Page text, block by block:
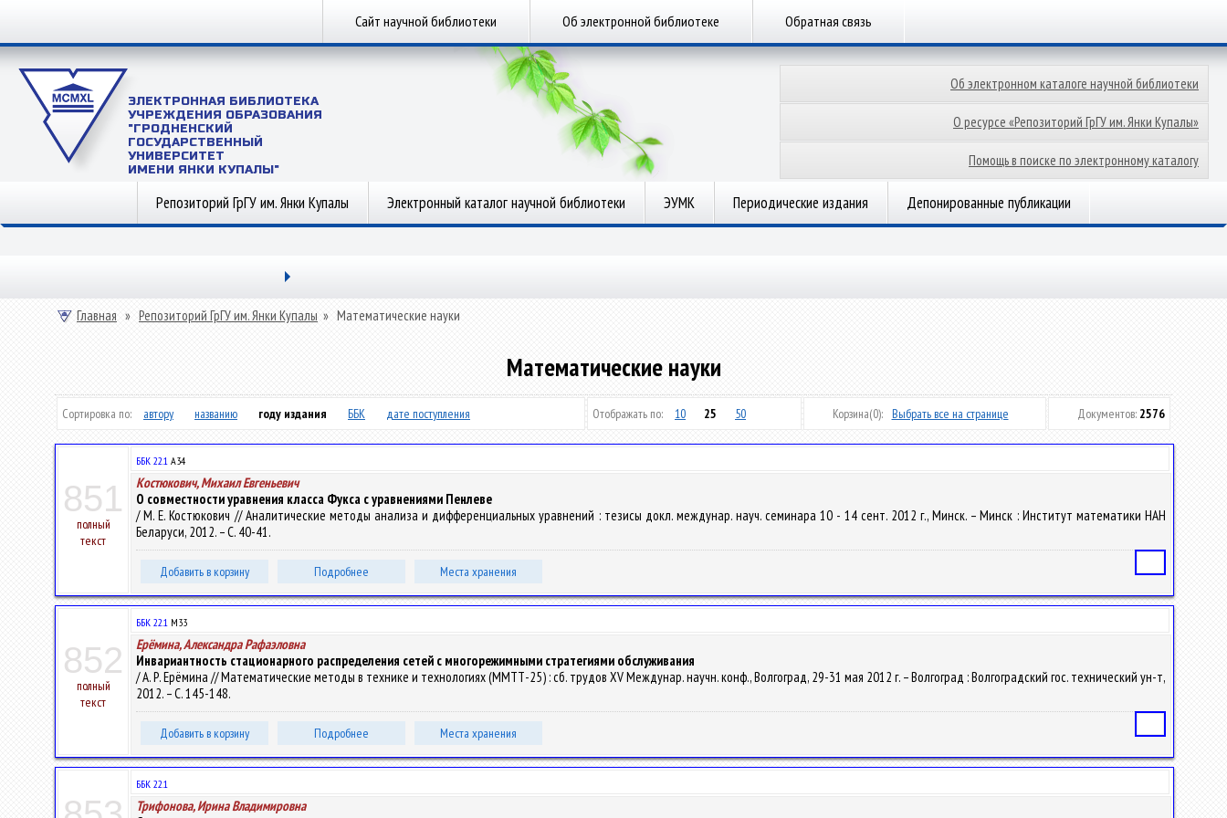
Сайт научной библиотеки Об электронной библиотеке Обратная связь
ЭЛЕКТРОННАЯ БИБЛИОТЕКА
УЧРЕЖДЕНИЯ ОБРАЗОВАНИЯ
"ГРОДНЕНСКИЙ
ГОСУДАРСТВЕННЫЙ
УНИВЕРСИТЕТ
ИМЕНИ ЯНКИ КУПАЛЫ"
Об электронном каталоге научной библиотеки
О ресурсе «Репозиторий ГрГУ им. Янки Купалы»
Помощь в поиске по электронному каталогу
Репозиторий ГрГУ им. Янки Купалы Электронный каталог научной библиотеки ЭУМК Периодические издания Депонированные публикации
Главная » Репозиторий ГрГУ им. Янки Купалы » Математические науки
Математические науки
Сортировка по: автору названию году издания ББК дате поступления Отображать по: 10 25 50 Корзина(0): Выбрать все на странице Документов: 2576
851
полный
текст
ББК 22.1 А34
Костюкович, Михаил Евгеньевич
О совместности уравнения класса Фукса с уравнениями Пенлеве
/ М. Е. Костюкович // Аналитические методы анализа и дифференциальных уравнений : тезисы докл. междунар. науч. семинара 10 - 14 сент. 2012 г., Минск. – Минск : Институт математики НАН
Беларуси, 2012. – С. 40-41.
Добавить в корзину Подробнее Места хранения
852
полный
текст
ББК 22.1 М33
Ерёмина, Александра Рафаэловна
Инвариантность стационарного распределения сетей с многорежимными стратегиями обслуживания
/ А. Р. Ерёмина // Математические методы в технике и технологиях (ММТТ-25) : сб. трудов XV Междунар. научн. конф., Волгоград, 29-31 мая 2012 г. – Волгоград : Волгоградский гос. технический ун-т,
2012. – С. 145-148.
Добавить в корзину Подробнее Места хранения
ББК 22.1
Трифонова, Ирина Владимировна